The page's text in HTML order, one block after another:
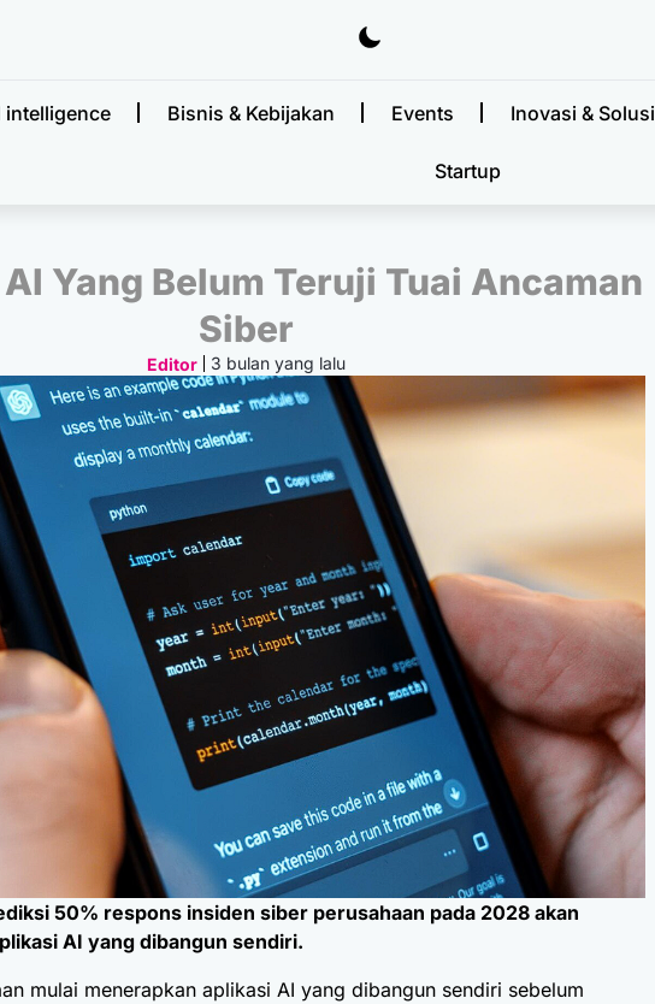
intelligence Bisnis & Kebijakan Events Inovasi & Solusi
Startup
Yang Belum Teruji Tuai Ancaman
Siber
Editor 3 bulan yang lalu
50% respons insiden siber perusahaan pada 2028 akan
AI yang dibangun sendiri.
mulai menerapkan aplikasi AI yang dibangun sendiri sebelum